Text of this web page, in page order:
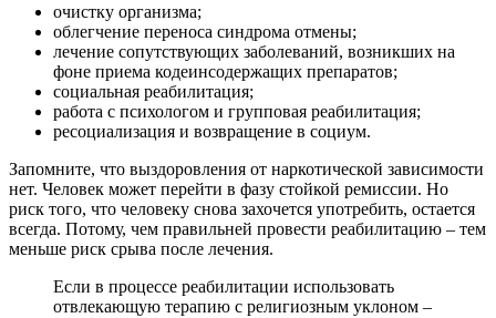
очистку организма;
облегчение переноса синдрома отмены;
лечение сопутствующих заболеваний, возникших на
фоне приема кодеинсодержащих препаратов;
социальная реабилитация;
работа с психологом и групповая реабилитация;
ресоциализация и возвращение в социум.
Запомните, что выздоровления от наркотической зависимости
нет. Человек может перейти в фазу стойкой ремиссии. Но
риск того, что человеку снова захочется употребить, остается
всегда. Потому, чем правильней провести реабилитацию – тем
меньше риск срыва после лечения.
Если в процессе реабилитации использовать
отвлекающую терапию с религиозным уклоном –